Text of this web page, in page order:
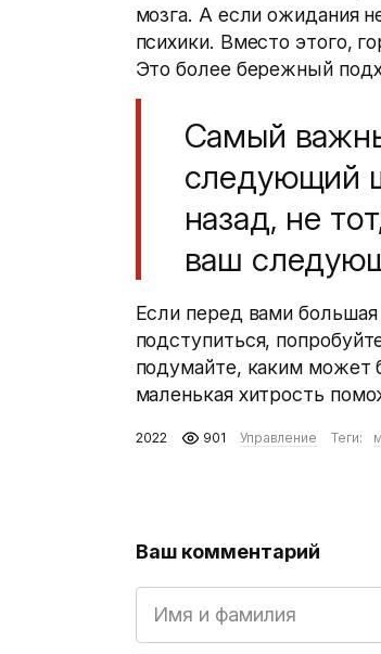
мозга. А если ожидания
психики. Вместо этого,
Это более бережный
Самый
следующий
назад, не
ваш
Если перед вами большая
подступиться,
подумайте, каким может
маленькая хитрость
2022 901 Управление Теги:
Ваш комментарий